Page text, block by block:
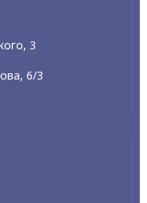
3
6/3